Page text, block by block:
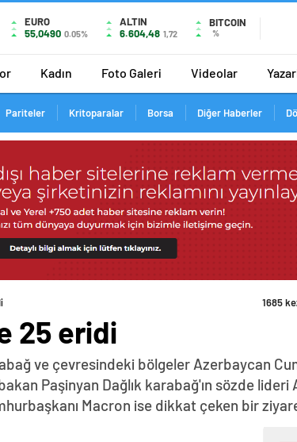
EURO
55,0490 0.05%
ALTIN
6.604,48 1,72
BITCOIN
%
Kadın Foto Galeri Videolar
Pariteler Kritoparalar Borsa Diğer Haberler
1685
25 eridi
ve çevresindeki bölgeler Azerbaycan
Paşinyan Dağlık karabağ'ın sözde
Macron ise dikkat çeken bir